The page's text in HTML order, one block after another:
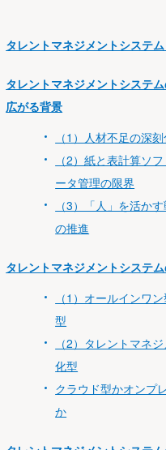
タレントマネジメントシステ
タレントマネジメントシステ
広がる背景
（1）人材不足の深
（2）紙と表計算ソ
ータ管理の限界
（3）「人」を活か
の推進
タレントマネジメントシステ
（1）オールインワ
型
（2）タレントマネ
化型
クラウド型かオンプ
か